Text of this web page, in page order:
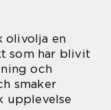
olivolja en
som har blivit
och
smaker
upplevelse